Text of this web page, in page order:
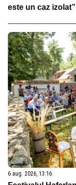
este un caz izolat”
6 aug. 2026, 13:16